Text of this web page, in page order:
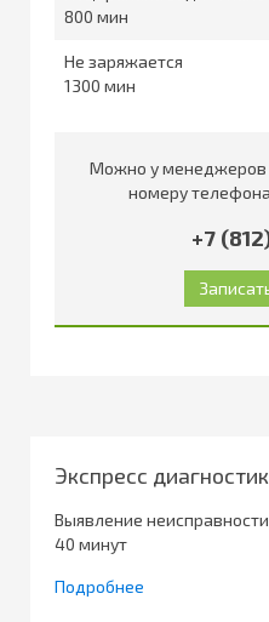
800
Не заряжается
1300
Можно у менеджеров
номеру
+7
Экспресс
Выявление
40 минут
Подробнее